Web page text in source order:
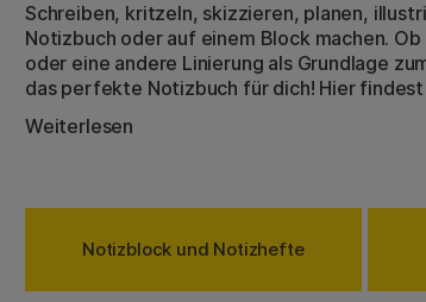
Schreiben, kritzeln, skizzieren, planen,
Notizbuch oder auf einem Block machen.
oder eine andere Linierung als Grundlage
das perfekte Notizbuch für dich! Hier
Marken wie Moleskine, Leuchtturm1917,
die Auswahl zwischen Blöcken mit
Wusstest du, dass du dir Dinge besser
auf dem Computer aufschreibst? Studien
Hand andere Teile des Gehirns genutzt
Weiterlesen
Notizblock und Notizhefte